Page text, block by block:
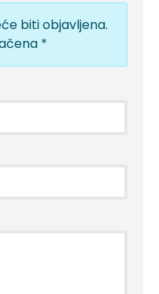
biti objavljena.
*